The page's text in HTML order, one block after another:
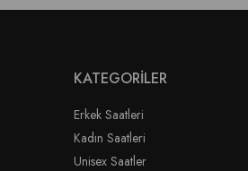
KATEGORİLER
Erkek Saatleri
Kadın Saatleri
Unisex Saatler